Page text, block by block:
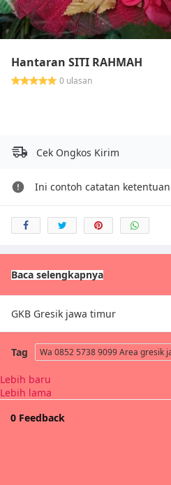
Hantaran SITI RAHMAH
0 ulasan
Cek Ongkos Kirim
Ini contoh catatan
Baca selengkapnya
GKB Gresik jawa timur
Tag Wa 0852 5738 9099 Area gresik
Lebih baru
Lebih lama
0 Feedback